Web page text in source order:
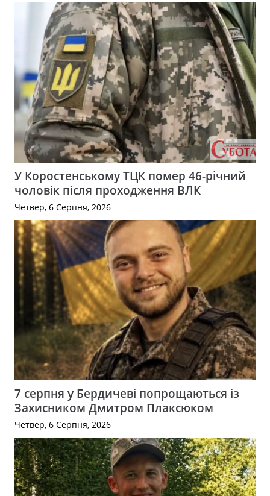
У Коростенському ТЦК помер 46-річний
чоловік після проходження ВЛК
Четвер, 6 Серпня, 2026
7 серпня у Бердичеві попрощаються із
Захисником Дмитром Плаксюком
Четвер, 6 Серпня, 2026